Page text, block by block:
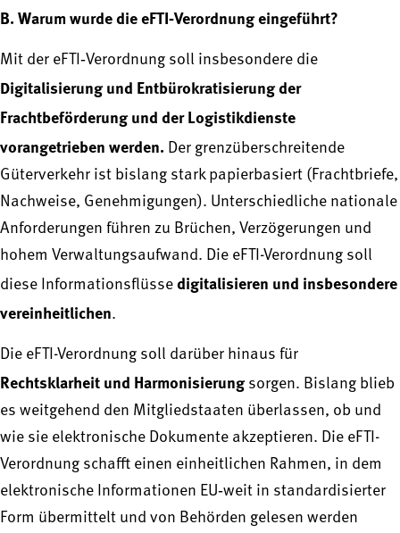
B. Warum wurde die eFTI‑Verordnung eingeführt?
Mit der eFTI‑Verordnung soll insbesondere die
Digitalisierung und Entbürokratisierung der
Frachtbeförderung und der Logistikdienste
vorangetrieben werden. Der grenzüberschreitende
Güterverkehr ist bislang stark papierbasiert (Frachtbriefe,
Nachweise, Genehmigungen). Unterschiedliche nationale
Anforderungen führen zu Brüchen, Verzögerungen und
hohem Verwaltungsaufwand. Die eFTI-Verordnung soll
diese Informationsflüsse digitalisieren und insbesondere
vereinheitlichen.
Die eFTI-Verordnung soll darüber hinaus für
Rechtsklarheit und Harmonisierung sorgen. Bislang blieb
es weitgehend den Mitgliedstaaten überlassen, ob und
wie sie elektronische Dokumente akzeptieren. Die eFTI-
Verordnung schafft einen einheitlichen Rahmen, in dem
elektronische Informationen EU‑weit in standardisierter
Form übermittelt und von Behörden gelesen werden